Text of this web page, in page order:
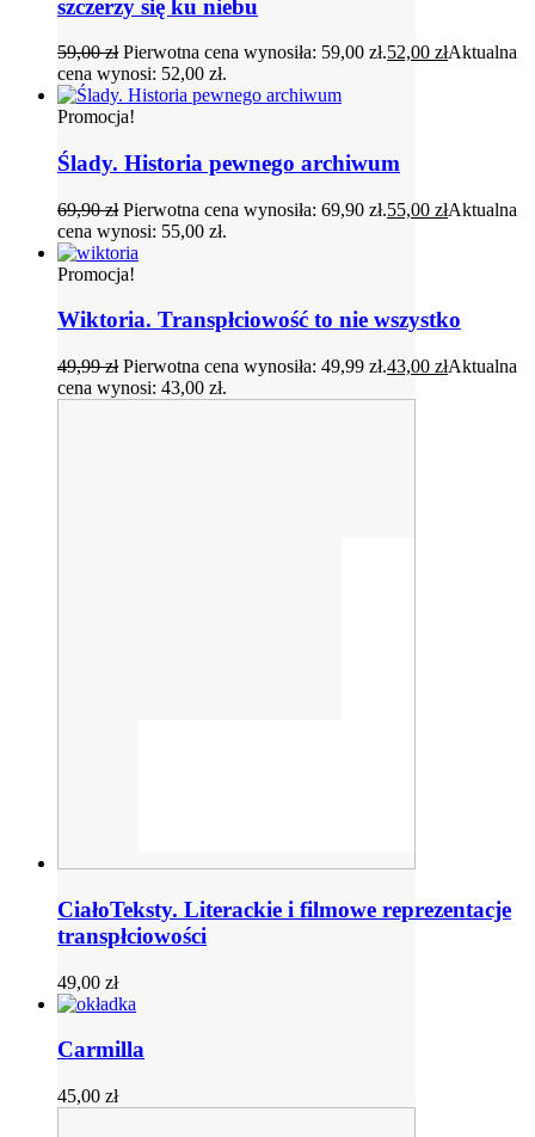
szczerzy się ku niebu
59,00zł Pierwotna cena wynosiła: 59,00 zł.52,00 złAktualna
cena wynosi: 52,00 zł.
Promocja!
Ślady. Historia pewnego archiwum
69,90zł Pierwotna cena wynosiła: 69,90 zł.55,00 złAktualna
cena wynosi: 55,00 zł.
Promocja!
Wiktoria. Transpłciowość to nie wszystko
49,99zł Pierwotna cena wynosiła: 49,99 zł.43,00 złAktualna
cena wynosi: 43,00 zł.
CiałoTeksty. Literackie i filmowe reprezentacje
transpłciowości
49,00 zł
Carmilla
45,00 zł